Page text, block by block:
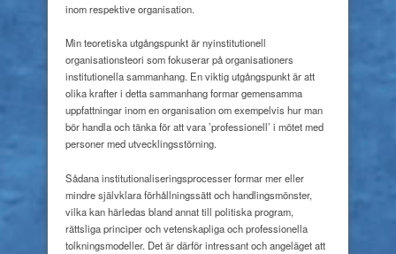
inom respektive organisation.
Min teoretiska utgångspunkt är nyinstitutionell
organisationsteori som fokuserar på organisationers
institutionella sammanhang. En viktig utgångspunkt är att
olika krafter i detta sammanhang formar gemensamma
uppfattningar inom en organisation om exempelvis hur man
bör handla och tänka för att vara ’professionell’ i mötet med
personer med utvecklingsstörning.
Sådana institutionaliseringsprocesser formar mer eller
mindre självklara förhållningssätt och handlingsmönster,
vilka kan härledas bland annat till politiska program,
rättsliga principer och vetenskapliga och professionella
tolkningsmodeller. Det är därför intressant och angeläget att